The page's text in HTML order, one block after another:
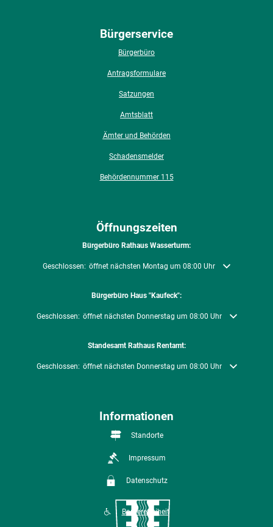
Bürgerservice
Bürgerbüro
Antragsformulare
Satzungen
Amtsblatt
Ämter und Behörden
Schadensmelder
Behördennummer 115
Öffnungszeiten
Bürgerbüro Rathaus Wasserturm:
Klicken, um weitere Öffnungs- oder Schließzeiten auszublenden
Geschlossen: öffnet nächsten Montag um 08:00 Uhr
Bürgerbüro Haus "Kaufeck":
Klicken, um weitere Öffnungs- oder Schließzeiten auszublenden
Geschlossen: öffnet nächsten Donnerstag um 08:00 Uhr
Standesamt Rathaus Rentamt:
Klicken, um weitere Öffnungs- oder Schließzeiten auszublenden
Geschlossen: öffnet nächsten Donnerstag um 08:00 Uhr
Informationen
Standorte
Impressum
Datenschutz
Barrierefreiheit